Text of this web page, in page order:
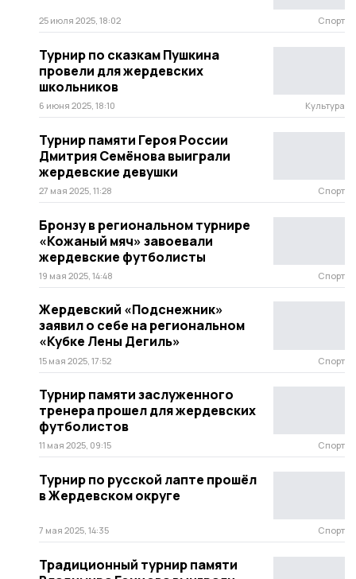
25 июля 2025, 18:02 Спорт
Турнир по сказкам Пушкина
провели для жердевских
школьников
6 июня 2025, 18:10 Культура
Турнир памяти Героя России
Дмитрия Семёнова выиграли
жердевские девушки
27 мая 2025, 11:28 Спорт
Бронзу в региональном турнире
«Кожаный мяч» завоевали
жердевские футболисты
19 мая 2025, 14:48 Спорт
Жердевский «Подснежник»
заявил о себе на региональном
«Кубке Лены Дегиль»
15 мая 2025, 17:52 Спорт
Турнир памяти заслуженного
тренера прошел для жердевских
футболистов
11 мая 2025, 09:15 Спорт
Турнир по русской лапте прошёл
в Жердевском округе
7 мая 2025, 14:35 Спорт
Традиционный турнир памяти